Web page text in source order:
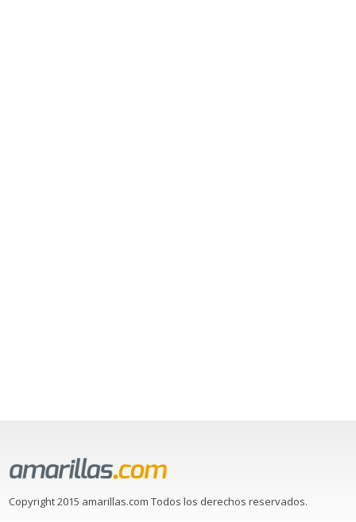
Copyright 2015 amarillas.com Todos los derechos reservados.